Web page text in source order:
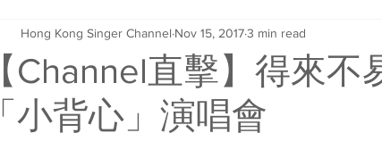
【Channel直擊】得來不
「小背心」演唱會
Hong Kong Singer Channel Nov 15, 20173 min read